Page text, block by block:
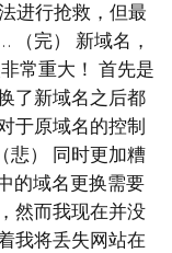
进行抢救，但最
（完） 新域名，
常重大！ 首先是
了新域名之后都
于原域名的控制
悲） 同时更加糟
的域名更换需要
然而我现在并没
我将丢失网站在